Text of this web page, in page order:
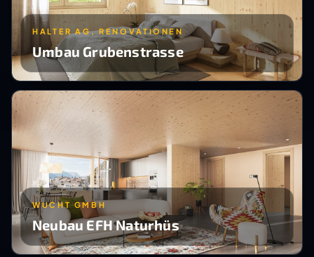
HALTER AG, RENOVATIONEN
Umbau Grubenstrasse
WUCHT GMBH
Neubau EFH Naturhüs